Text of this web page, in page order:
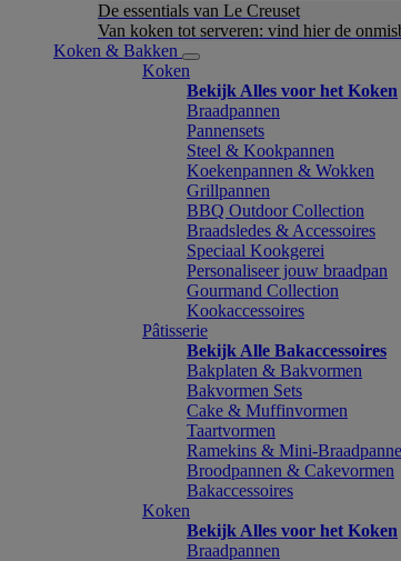
De essentials van Le Creuset
Van koken tot serveren: vind hier de
Koken & Bakken
Koken
Bekijk Alles voor het Koken
Braadpannen
Pannensets
Steel & Kookpannen
Koekenpannen & Wokken
Grillpannen
BBQ Outdoor Collection
Braadsledes & Accessoires
Speciaal Kookgerei
Personaliseer jouw braadpan
Gourmand Collection
Kookaccessoires
Pâtisserie
Bekijk Alle Bakaccessoires
Bakplaten & Bakvormen
Bakvormen Sets
Cake & Muffinvormen
Taartvormen
Ramekins & Mini-
Broodpannen & Cakevormen
Bakaccessoires
Koken
Bekijk Alles voor het Koken
Braadpannen